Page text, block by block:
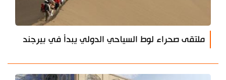
ملتقى صحراء لوط السياحي الدولي يبدأ في بيرجند